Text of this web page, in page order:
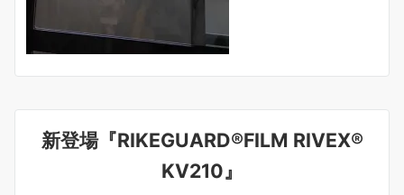
新登場『RIKEGUARD®FILM RIVEX®
KV210』